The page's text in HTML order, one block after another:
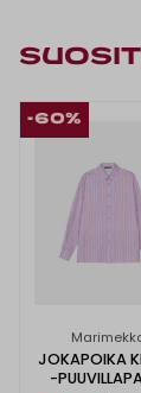
-60%
JOKAPOIKA
-